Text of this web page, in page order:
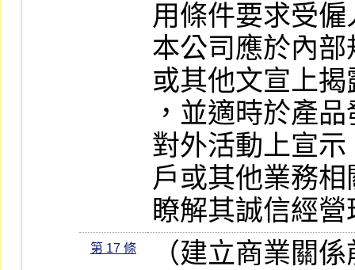
用條件要求受
本公司應於內
或其他文宣上
，並適時於產
對外活動上宣
戶或其他業務
瞭解其誠信經
第 17 條
（建立商業關